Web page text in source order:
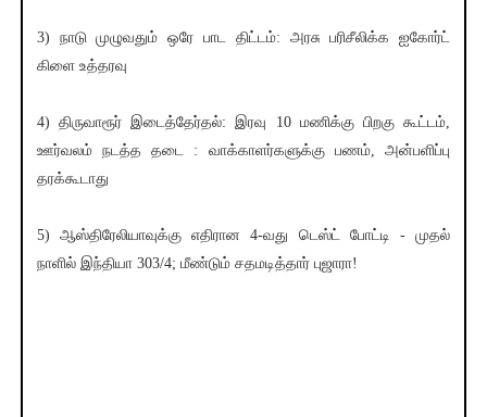
3) நாடு முழுவதும் ஒரே பாட திட்டம்: அரசு பரிசீலிக்க ஐகோர்ட்
கிளை உத்தரவு
4) திருவாரூர் இடைத்தேர்தல்: இரவு 10 மணிக்கு பிறகு கூட்டம்,
ஊர்வலம் நடத்த தடை : வாக்காளர்களுக்கு பணம், அன்பளிப்பு
தரக்கூடாது
5) ஆஸ்திரேலியாவுக்கு எதிரான 4-வது டெஸ்ட் போட்டி - முதல்
நாளில் இந்தியா 303/4; மீண்டும் சதமடித்தார் புஜாரா!